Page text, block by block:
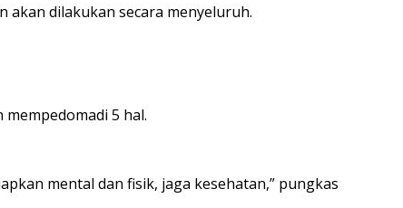
akan dilakukan secara menyeluruh.
5 hal.
mental dan fisik, jaga kesehatan,” pungkas